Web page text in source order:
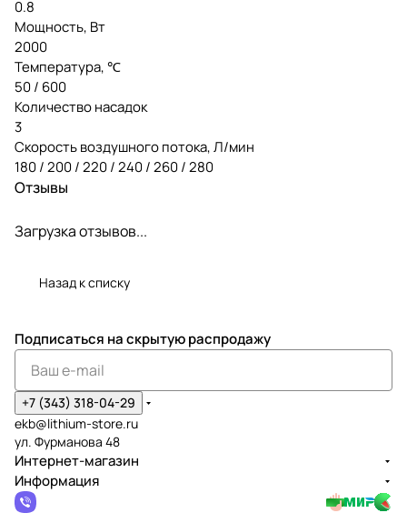
0.8
Мощность, Вт
2000
Температура, ℃
50 / 600
Количество насадок
3
Скорость воздушного потока, Л/мин
180 / 200 / 220 / 240 / 260 / 280
Отзывы
Загрузка отзывов...
Назад к списку
Подписаться на скрытую распродажу
+7 (343) 318-04-29
ekb@lithium-store.ru
ул. Фурманова 48
Интернет-магазин
Информация